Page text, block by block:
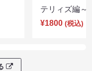
テリィズ編
¥1800 (税込)